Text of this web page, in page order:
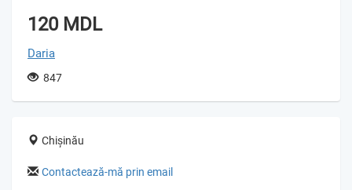
120 MDL
Daria
847
Chișinău
Contactează-mă prin email